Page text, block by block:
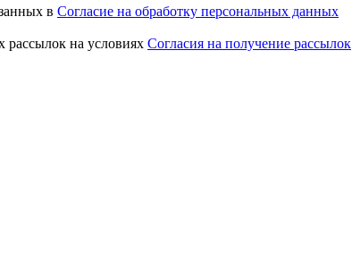
в Согласие на обработку персональных данных
на условиях Согласия на получение рассылок